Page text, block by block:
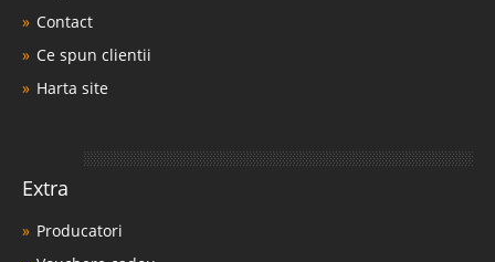
Contact
Ce spun clientii
Harta site
Extra
Producatori